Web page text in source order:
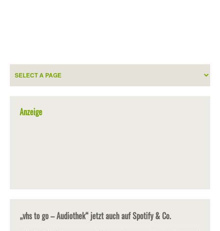
Anzeige
„vhs to go – Audiothek“ jetzt auch auf Spotify & Co.